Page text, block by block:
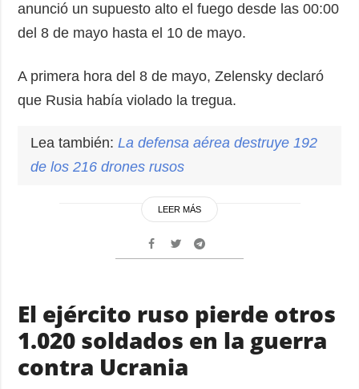
anunció un supuesto alto el fuego desde las 00:00
del 8 de mayo hasta el 10 de mayo.
A primera hora del 8 de mayo, Zelensky declaró
que Rusia había violado la tregua.
Lea también:La defensa aéreadestruye 192
de los 216 drones rusos
LEER MÁS
El ejército ruso pierde otros
1.020 soldados en la guerra
contra Ucrania